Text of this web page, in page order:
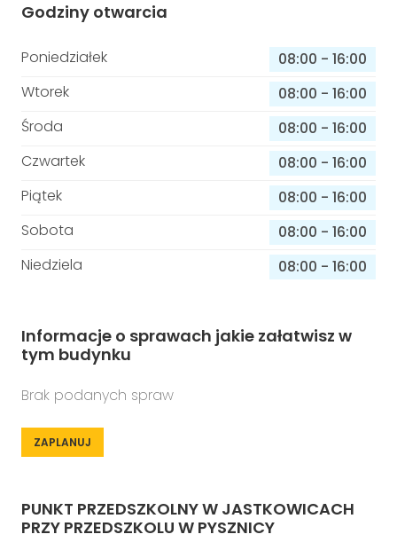
Godziny otwarcia
Poniedziałek 08:00 - 16:00
Wtorek
08:00 - 16:00
Środa
08:00 - 16:00
Czwartek
08:00 - 16:00
Piątek
08:00 - 16:00
Sobota
08:00 - 16:00
Niedziela
08:00 - 16:00
Informacje o sprawach jakie załatwisz w
tym budynku
Brak podanych spraw
ZAPLANUJ
PUNKT PRZEDSZKOLNY W JASTKOWICACH
PRZY PRZEDSZKOLU W PYSZNICY